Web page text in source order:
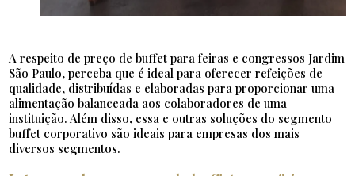
A respeito de preço de buffet para feiras e congressos Jardim
São Paulo, perceba que é ideal para oferecer refeições de
qualidade, distribuídas e elaboradas para proporcionar uma
alimentação balanceada aos colaboradores de uma
instituição. Além disso, essa e outras soluções do segmento
buffet corporativo são ideais para empresas dos mais
diversos segmentos.